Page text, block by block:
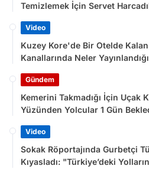
Temizlemek İçin Servet
Video
Kuzey Kore'de Bir Otelde
Kanallarında Neler
Gündem
Kemerini Takmadığı İçin Uçak
Yüzünden Yolcular 1 Gün
Video
Sokak Röportajında Gurbetçi
Kıyasladı: "Türkiye’deki